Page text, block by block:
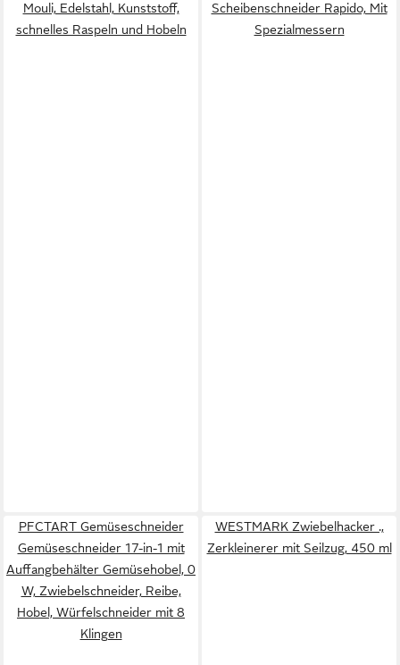
Mouli, Edelstahl, Kunststoff,
schnelles Raspeln und Hobeln
Scheibenschneider Rapido, Mit
Spezialmessern
PFCTART Gemüseschneider
Gemüseschneider 17-in-1 mit
Auffangbehälter Gemüsehobel, 0
W, Zwiebelschneider, Reibe,
Hobel, Würfelschneider mit 8
Klingen
WESTMARK Zwiebelhacker .,
Zerkleinerer mit Seilzug, 450 ml